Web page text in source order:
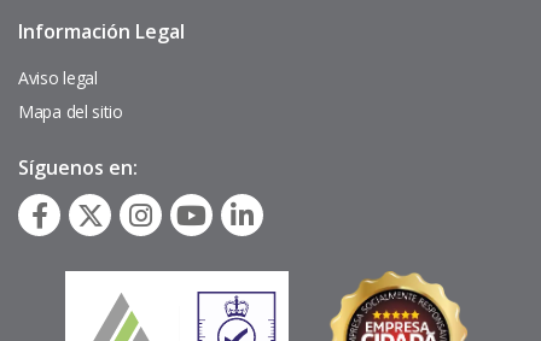
Pie
Información Legal
Aviso legal
Mapa del sitio
Síguenos en: